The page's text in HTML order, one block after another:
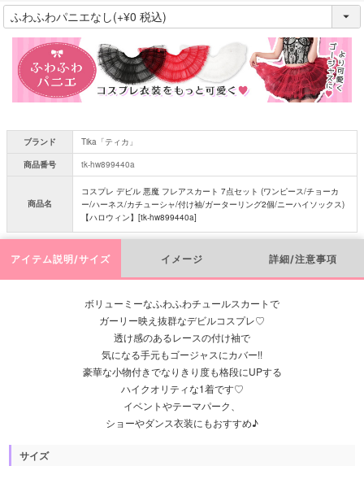
(
必
)
ブランド
Tika「ティカ」
商品番号
tk-hw899440a
商品名
コスプレ デビル 悪魔 フレアスカート 7点セット (ワンピース/チョーカ
ー/ハーネス/カチューシャ/付け袖/ガーターリング2個/ニーハイソックス)
【ハロウィン】[tk-hw899440a]
アイテム説明/サイズ イメージ 詳細/注意事項
ボリューミーなふわふわチュールスカートで
ガーリー映え抜群なデビルコスプレ♡
透け感のあるレースの付け袖で
気になる手元もゴージャスにカバー!!
豪華な小物付きでなりきり度も格段にUPする
ハイクオリティな1着です♡
イベントやテーマパーク、
ショーやダンス衣装にもおすすめ♪
サイズ